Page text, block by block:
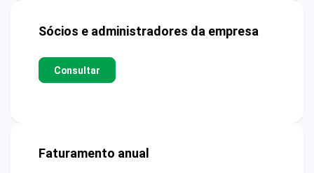
Sócios e administradores da empresa
Consultar
Faturamento anual